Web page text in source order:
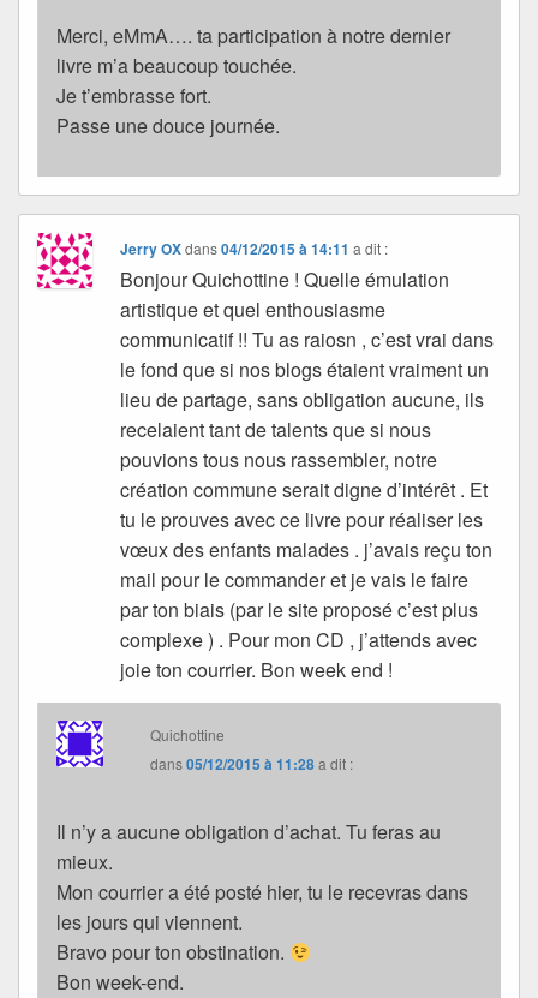
Merci, eMmA…. ta participation à notre dernier
livre m’a beaucoup touchée.
Je t’embrasse fort.
Passe une douce journée.
Jerry OXdans04/12/2015 à 14:11 a dit :
Bonjour Quichottine ! Quelle émulation
artistique et quel enthousiasme
communicatif !! Tu as raiosn , c’est vrai dans
le fond que si nos blogs étaient vraiment un
lieu de partage, sans obligation aucune, ils
recelaient tant de talents que si nous
pouvions tous nous rassembler, notre
création commune serait digne d’intérêt . Et
tu le prouves avec ce livre pour réaliser les
vœux des enfants malades . j’avais reçu ton
mail pour le commander et je vais le faire
par ton biais (par le site proposé c’est plus
complexe ) . Pour mon CD , j’attends avec
joie ton courrier. Bon week end !
Quichottine
dans05/12/2015 à 11:28a dit :
Il n’y a aucune obligation d’achat. Tu feras au
mieux.
Mon courrier a été posté hier, tu le recevras dans
les jours qui viennent.
Bravo pour ton obstination.
Bon week-end.